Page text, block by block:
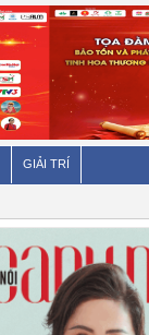
GIẢI TRÍ